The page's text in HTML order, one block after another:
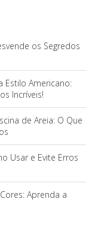
os Segredos
Estilo Americano:
Incríveis!
de Areia: O Que
Usar e Evite Erros
Aprenda a